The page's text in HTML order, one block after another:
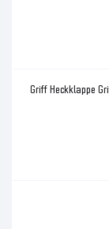
Griff Heckklappe